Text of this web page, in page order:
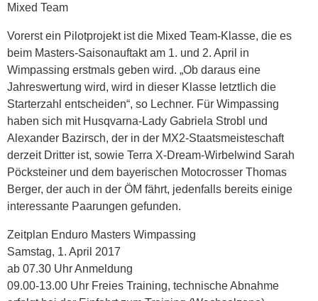
Mixed Team
Vorerst ein Pilotprojekt ist die Mixed Team-Klasse, die es
beim Masters-Saisonauftakt am 1. und 2. April in
Wimpassing erstmals geben wird. „Ob daraus eine
Jahreswertung wird, wird in dieser Klasse letztlich die
Starterzahl entscheiden“, so Lechner. Für Wimpassing
haben sich mit Husqvarna-Lady Gabriela Strobl und
Alexander Bazirsch, der in der MX2-Staatsmeisteschaft
derzeit Dritter ist, sowie Terra X-Dream-Wirbelwind Sarah
Pöcksteiner und dem bayerischen Motocrosser Thomas
Berger, der auch in der ÖM fährt, jedenfalls bereits einige
interessante Paarungen gefunden.
Zeitplan Enduro Masters Wimpassing
Samstag, 1. April 2017
ab 07.30 Uhr Anmeldung
09.00-13.00 Uhr Freies Training, technische Abnahme